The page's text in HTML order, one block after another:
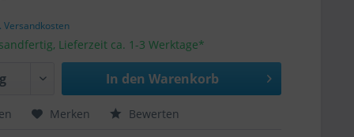
Versandkosten
Lieferzeit ca. 1-3 Werktage*
In den Warenkorb
Merken Bewerten